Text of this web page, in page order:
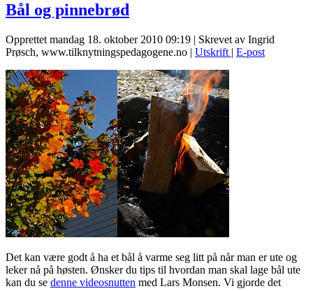
Bål og pinnebrød
Opprettet mandag 18. oktober 2010 09:19 | Skrevet av Ingrid
Prøsch, www.tilknytningspedagogene.no | Utskrift | E-post
Det kan være godt å ha et bål å varme seg litt på når man er ute og
leker nå på høsten. Ønsker du tips til hvordan man skal lage bål ute
kan du se denne videosnutten med Lars Monsen. Vi gjorde det